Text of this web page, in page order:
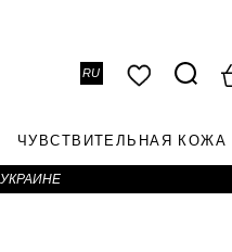
RU
ЧУВСТВИТЕЛЬНАЯ КОЖА